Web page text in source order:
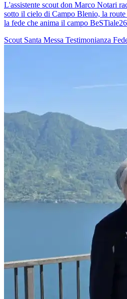
L'assistente scout don Marco Notari
sotto il cielo di Campo Blenio, la
la fede che anima il campo
Scout Santa Messa Testimonianza